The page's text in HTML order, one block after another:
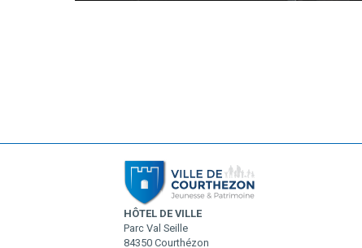
HÔTEL DE VILLE
Parc Val Seille
84350 Courthézon